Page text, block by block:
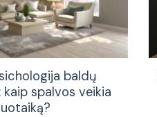
baldų
kaip spalvos veikia